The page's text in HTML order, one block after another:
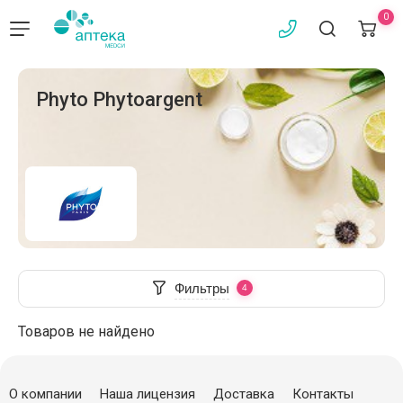
0
Phyto Phytoargent
Фильтры
Товаров не найдено
О компании Наша лицензия Доставка
Контакты